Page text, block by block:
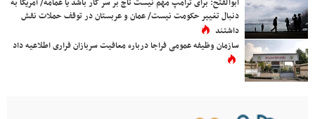
ابوالفتح: برای ترامپ مهم نیست تاج بر سر کار باشد یا عمامه/ آمریکا به
دنبال تغییر حکومت نیست/ عمان و عربستان در توقف حملات نقش
داشتند
سازمان وظیفه عمومی فراجا درباره معافیت سربازان فراری اطلاعیه داد